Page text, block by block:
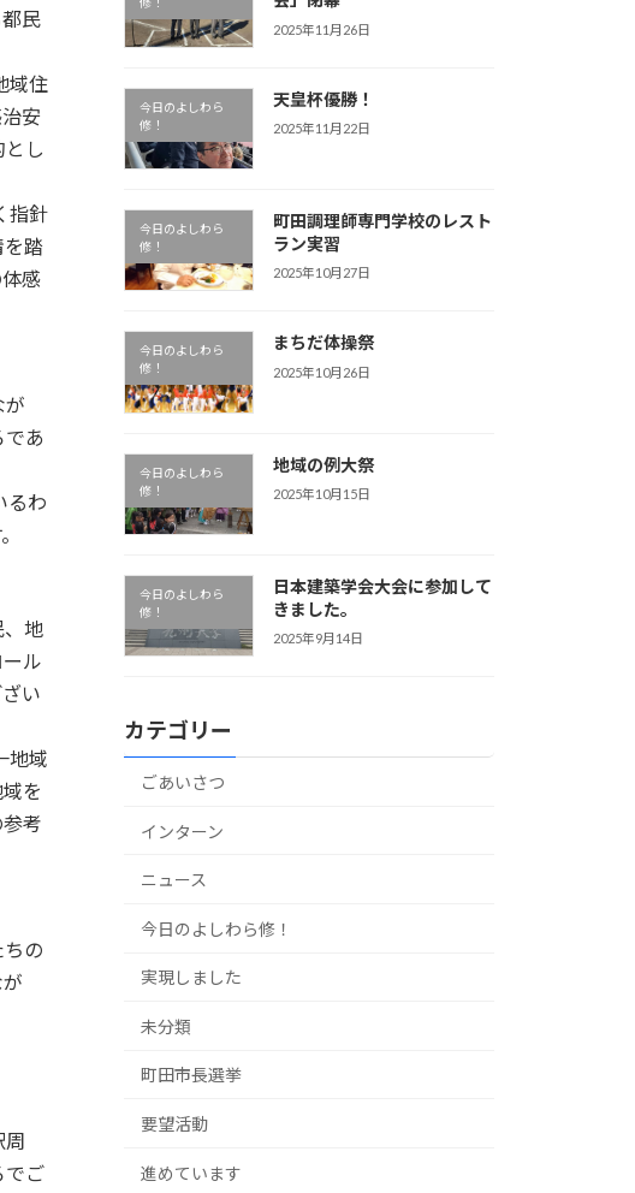
民
域住
安
し
指針
を踏
感
が
あ
るわ
地
ル
い
地域
を
考
の
でご
2025年11月26日
今日のよしわら
修！
天皇杯優勝！
2025年11月22日
今日のよしわら
修！
町田調理師専門学校のレスト
ラン実習
2025年10月27日
今日のよしわら
修！
まちだ体操祭
2025年10月26日
今日のよしわら
修！
地域の例大祭
2025年10月15日
今日のよしわら
修！
日本建築学会大会に参加して
きました。
2025年9月14日
カテゴリー
ごあいさつ
インターン
ニュース
今日のよしわら修！
実現しました
未分類
町田市長選挙
要望活動
進めています